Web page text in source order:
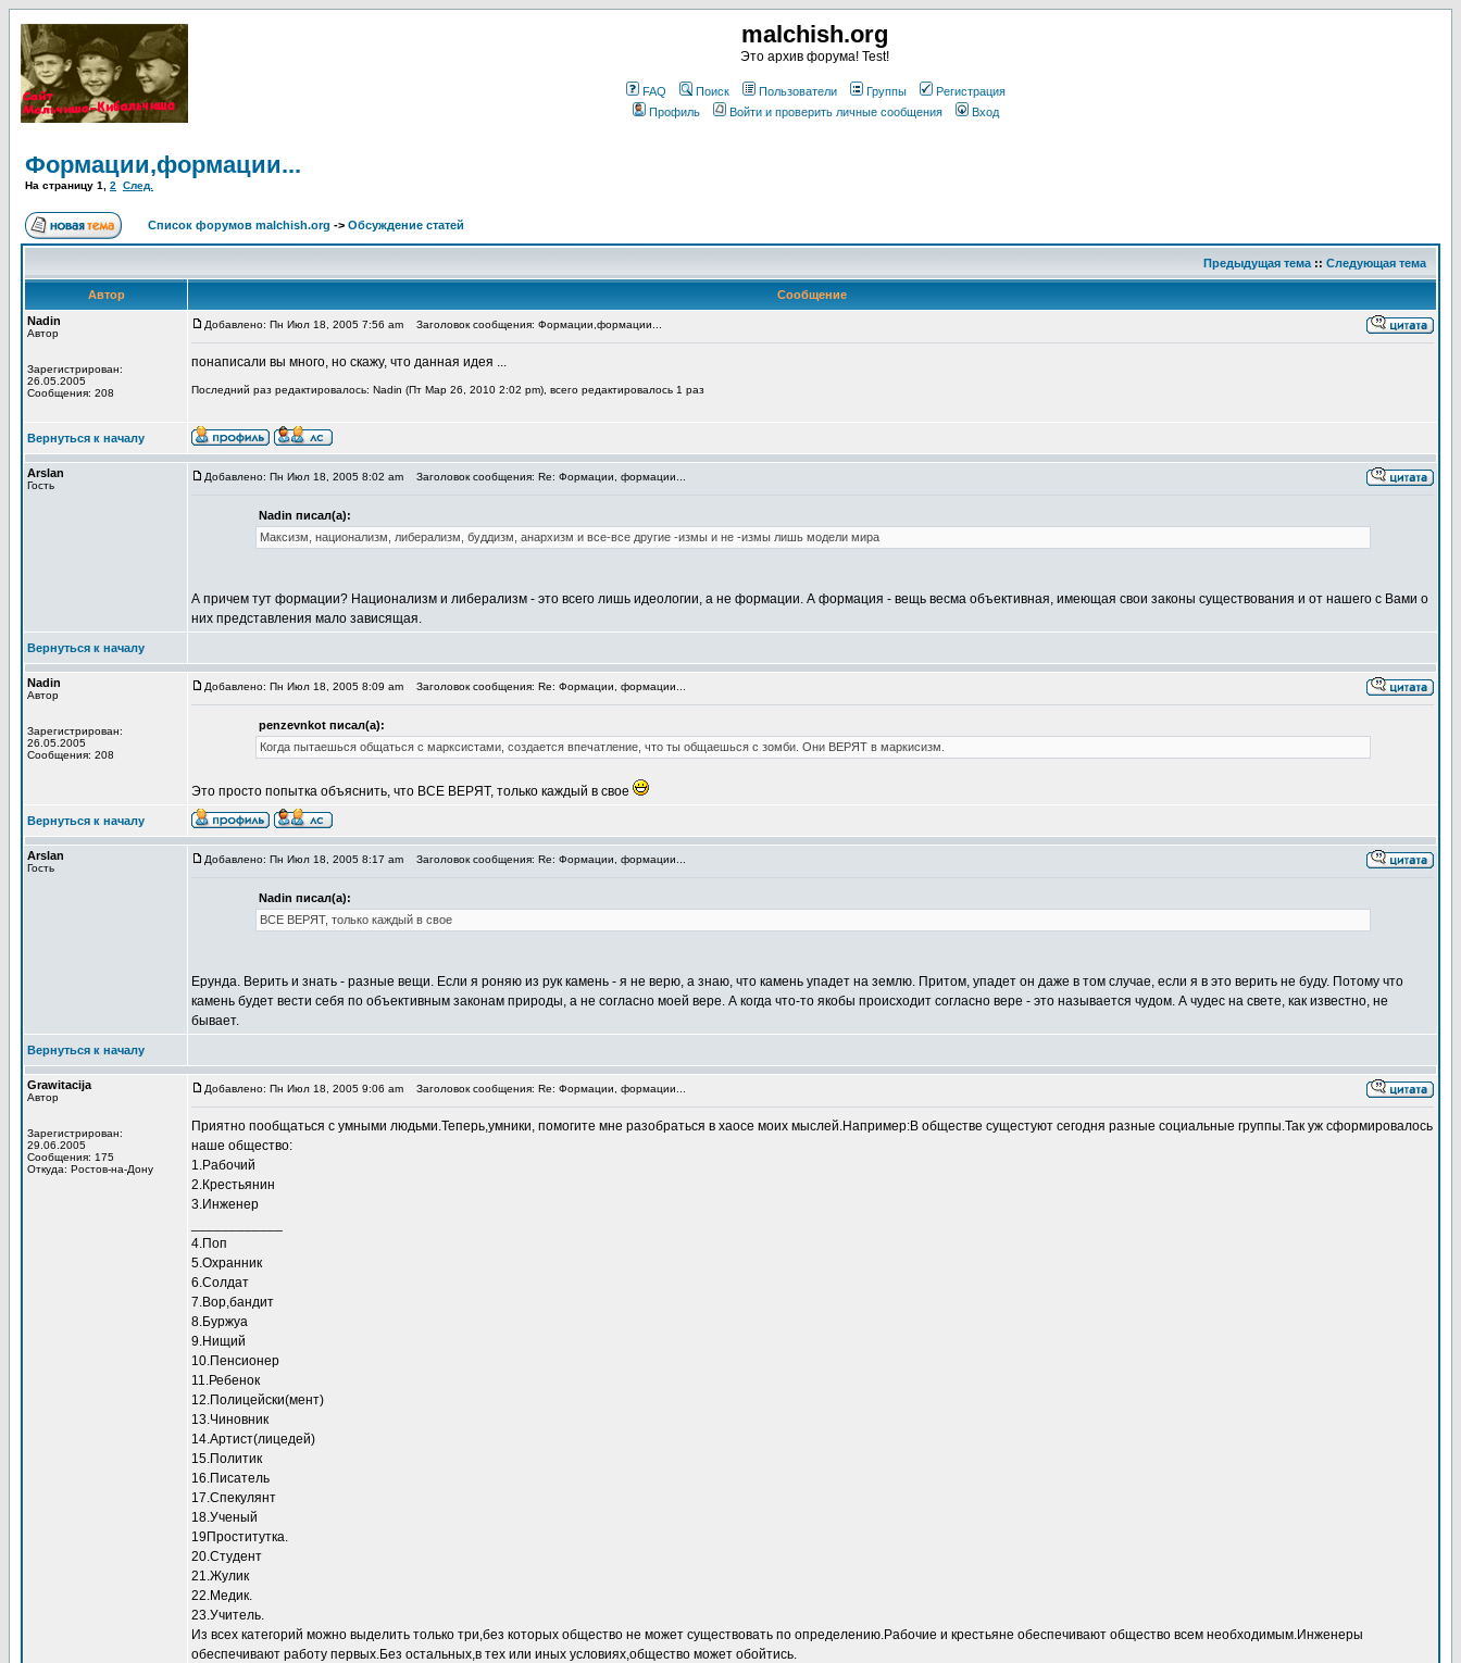
malchish.org
Это архив форума! Test!
FAQ Поиск Пользователи Группы
Регистрация
Профиль
Войти и проверить личные сообщения Вход
Формации,формации...
На страницу 1 2 След.
Список форумов malchish.org -> Обсуждение статей
Предыдущая тема :: Следующая тема
Автор
Сообщение
Nadin
Автор
Зарегистрирован:
26.05.2005
Сообщения: 208
Добавлено: Пн Июл 18, 2005 7:56 am Заголовок сообщения: Формации,формации...
понаписали вы много, но скажу, что данная идея ...
Последний раз редактировалось: Nadin (Пт Мар 26, 2010 2:02 pm), всего редактировалось 1 раз
Вернуться к началу
Arslan
Гость
Добавлено: Пн Июл 18, 2005 8:02 am Заголовок сообщения: Re: Формации, формации...
Nadin писал(а):
Максизм, национализм, либерализм, буддизм, анархизм и все-все другие -измы и не -измы лишь модели мира
А причем тут формации? Национализм и либерализм - это всего лишь идеологии, а не формации. А формация - вещь весма объективная, имеющая свои законы существования и от нашего с Вами о
них представления мало зависящая.
Вернуться к началу
Nadin
Автор
Зарегистрирован:
26.05.2005
Сообщения: 208
Добавлено: Пн Июл 18, 2005 8:09 am Заголовок сообщения: Re: Формации, формации...
penzevnkot писал(а):
Когда пытаешься общаться с марксистами, создается впечатление, что ты общаешься с зомби. Они ВЕРЯТ в маркисизм.
Это просто попытка объяснить, что ВСЕ ВЕРЯТ, только каждый в свое
Вернуться к началу
Arslan
Гость
Добавлено: Пн Июл 18, 2005 8:17 am Заголовок сообщения: Re: Формации, формации...
Nadin писал(а):
ВСЕ ВЕРЯТ, только каждый в свое
Ерунда. Верить и знать - разные вещи. Если я роняю из рук камень - я не верю, а знаю, что камень упадет на землю. Притом, упадет он даже в том случае, если я в это верить не буду. Потому что
камень будет вести себя по объективным законам природы, а не согласно моей вере. А когда что-то якобы происходит согласно вере - это называется чудом. А чудес на свете, как известно, не
бывает.
Вернуться к началу
Grawitacija
Автор
Зарегистрирован:
29.06.2005
Сообщения: 175
Откуда: Ростов-на-Дону
Добавлено: Пн Июл 18, 2005 9:06 am Заголовок сообщения: Re: Формации, формации...
Приятно пообщаться с умными людьми.Теперь,умники, помогите мне разобраться в хаосе моих мыслей.Например:В обществе сущестуют сегодня разные социальные группы.Так уж сформировалось
наше общество:
1.Рабочий
2.Крестьянин
3.Инженер
4.Поп
5.Охранник
6.Солдат
7.Вор,бандит
8.Буржуа
9.Нищий
10.Пенсионер
11.Ребенок
12.Полицейски(мент)
13.Чиновник
14.Артист(лицедей)
15.Политик
16.Писатель
17.Спекулянт
18.Ученый
19Проститутка.
20.Студент
21.Жулик
22.Медик.
23.Учитель.
Из всех категорий можно выделить только три,без которых общество не может существовать по определению.Рабочие и крестьяне обеспечивают общество всем необходимым.Инженеры
обеспечивают работу первых.Без остальных,в тех или иных условиях,общество может обойтись.